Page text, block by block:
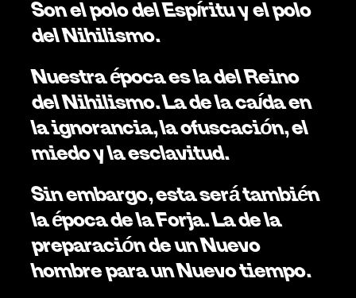
Son el polo del Espíritu y el polo
del Nihilismo.
Nuestra época es la del Reino
del Nihilismo. La de la caída en
la ignorancia, la ofuscación, el
miedo y la esclavitud.
Sin embargo, esta será también
la época de la Forja. La de la
preparación de un Nuevo
hombre para un Nuevo tiempo.